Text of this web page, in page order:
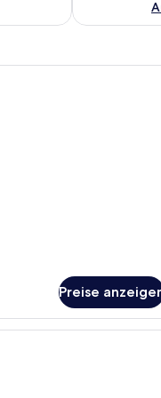
Ein kompakter Wohnraum
Preise
Doppelzimmer, mit Bad |